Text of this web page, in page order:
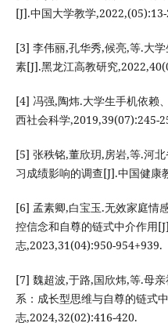
[J].中国大学教学
[3] 李伟丽,孔华秀,候亮,等.大
素[J].黑龙江高教研究
[4] 冯强,陶炜.大学生手机依赖
西社会科学,2019,39(07):245-
[5] 张秩铭,董欣玥,房岩,等.河
习成绩影响的调查[J].中国健
[6] 孟素卿,白宝玉.无效家庭情
控信念和自尊的链式中介作用
志,2023,31(04):950-954+939.
[7] 魏超波,于路,国欣炜,等.母
系：成长型思维与自尊的链式
志,2024,32(02):416-420.